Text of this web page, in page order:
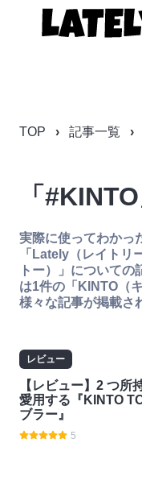
TOP 記事一覧
「
実際に使ってわかっ
「Lately（レイトリ
トー）」について
は1件の「KINTO（
様々な記事が掲載さ
レビュー
【レビュー】2 つ所
愛用する『KINTO
ブラー』
5